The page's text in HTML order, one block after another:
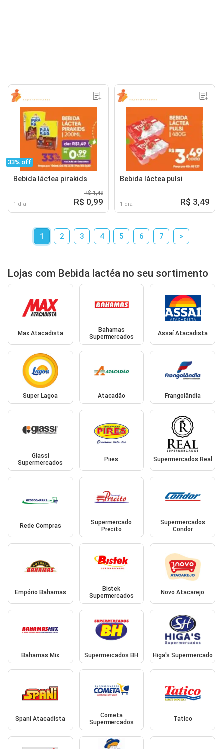
33% off
Bebida láctea pirakids
1 dia
R$ 1,49
R$ 0,99
Bebida láctea pulsi
1 dia R$ 3,49
1 2 3 4 5 6 7 >
Lojas com Bebida lactéa no seu sortimento
Max Atacadista
Bahamas
Supermercados
Assaí Atacadista
Super Lagoa Atacadão Frangolândia
Giassi
Supermercados
Pires Supermercados Real
Rede Compras
Supermercado
Precito
Supermercados
Condor
Empório Bahamas
Bistek
Supermercados
Novo Atacarejo
Bahamas Mix Supermercados BH Higa's Supermercado
Spani Atacadista
Cometa
Supermercados
Tatico